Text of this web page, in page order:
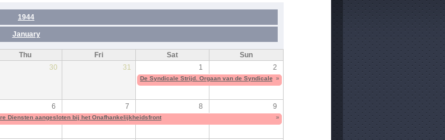
1944
January
Thu Fri Sat
Sun
30 31 1 2
De Syndicale Strijd. Orgaan van de Syndicale Strijdkomitees van de Openbare Diensten aangesloten
»
6 7 8 9
Diensten aangesloten bij het Onafhankelijkheidsfront »